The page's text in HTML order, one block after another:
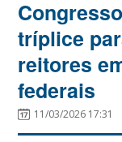
tríplice
reitores
federais
11/03/2026 17:31